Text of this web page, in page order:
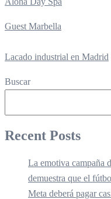
Guest Marbella
Lacado industrial en Madrid
Buscar
Recent Posts
La emotiva campaña
demuestra que el
Meta deberá pagar